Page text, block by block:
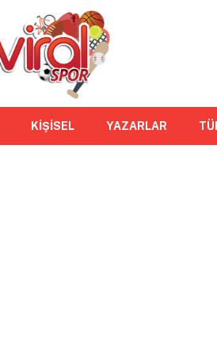
KİŞİSEL YAZARLAR